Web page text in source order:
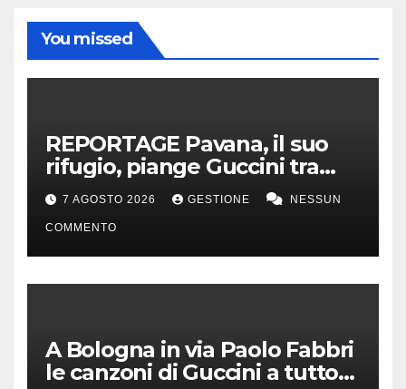
You missed
REPORTAGE Pavana, il suo
rifugio, piange Guccini tra
silenzio, lacrime e fiori
7 AGOSTO 2026 GESTIONE NESSUN
COMMENTO
A Bologna in via Paolo Fabbri
le canzoni di Guccini a tutto